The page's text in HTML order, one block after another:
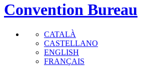
CATALÀ
CASTELLANO
ENGLISH
FRANÇAIS